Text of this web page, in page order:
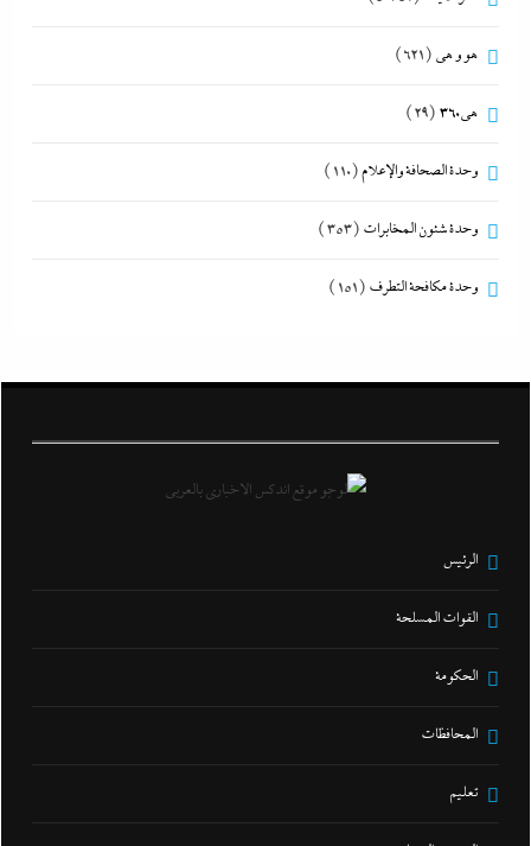
هو و هي (621)
هى360 (29)
وحدة الصحافة والإعلام(110)
وحدة شئون المخابرات (353)
وحدة مكافحة التطرف (151)
الرئيس
القوات المسلحة
الحكومة
المحافظات
تعليم